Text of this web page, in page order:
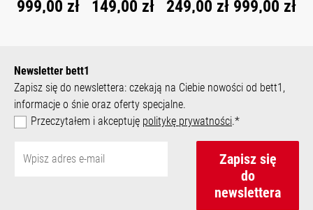
999,00 zł 149,00 zł 249,00 zł 999,00 zł
Newsletter bett1
Zapisz się do newslettera: czekają na Ciebie nowości od bett1,
informacje o śnie oraz oferty specjalne.
Przeczytałem i akceptuję politykę prywatności.*
Zapisz się
do
newslettera